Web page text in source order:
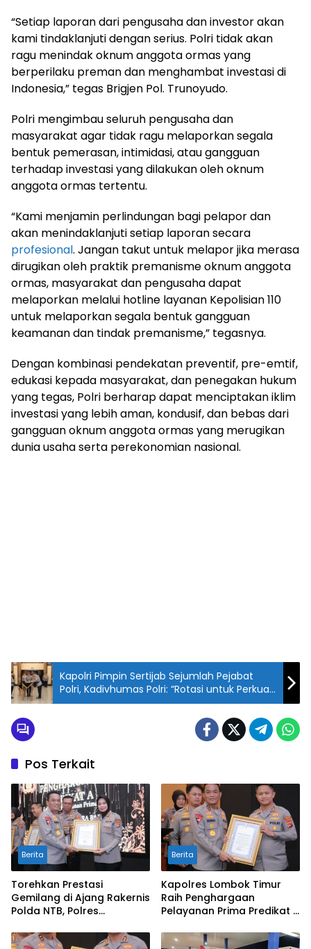
“Setiap laporan dari pengusaha dan investor akan
kami tindaklanjuti dengan serius. Polri tidak akan
ragu menindak oknum anggota ormas yang
berperilaku preman dan menghambat investasi di
Indonesia,” tegas Brigjen Pol. Trunoyudo.
Polri mengimbau seluruh pengusaha dan
masyarakat agar tidak ragu melaporkan segala
bentuk pemerasan, intimidasi, atau gangguan
terhadap investasi yang dilakukan oleh oknum
anggota ormas tertentu.
“Kami menjamin perlindungan bagi pelapor dan
akan menindaklanjuti setiap laporan secara
profesional. Jangan takut untuk melapor jika merasa
dirugikan oleh praktik premanisme oknum anggota
ormas, masyarakat dan pengusaha dapat
melaporkan melalui hotline layanan Kepolisian 110
untuk melaporkan segala bentuk gangguan
keamanan dan tindak premanisme,” tegasnya.
Dengan kombinasi pendekatan preventif, pre-emtif,
edukasi kepada masyarakat, dan penegakan hukum
yang tegas, Polri berharap dapat menciptakan iklim
investasi yang lebih aman, kondusif, dan bebas dari
gangguan oknum anggota ormas yang merugikan
dunia usaha serta perekonomian nasional.
Kapolri Pimpin Sertijab Sejumlah Pejabat
Polri, Kadivhumas Polri: “Rotasi untuk Perkuat
Kinerja Institusi”
Pos Terkait
Berita
Torehkan Prestasi
Gemilang di Ajang Rakernis
Polda NTB, Polres
Penghargaan Pelayanan
Berita
Kapolres Lombok Timur
Raih Penghargaan
Pelayanan Prima Predikat A